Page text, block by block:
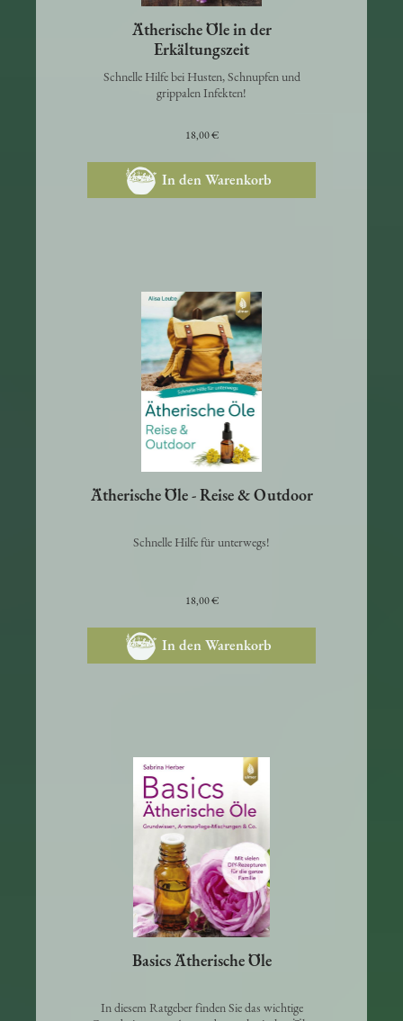
Ätherische Öle in der
Erkältungszeit
Schnelle Hilfe bei Husten, Schnupfen und
grippalen Infekten!
18,00 €
In den Warenkorb
Ätherische Öle - Reise & Outdoor
Schnelle Hilfe für unterwegs!
18,00 €
In den Warenkorb
Basics Ätherische Öle
In diesem Ratgeber finden Sie das wichtige